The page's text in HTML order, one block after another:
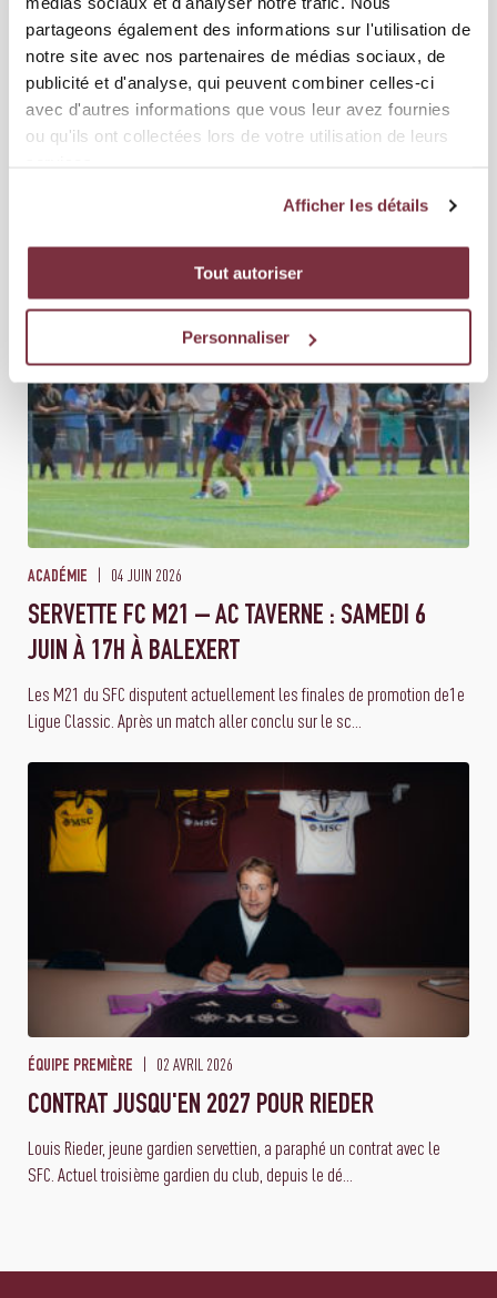
partageons également des informations sur l'utilisation de
notre site avec nos partenaires de médias sociaux, de
publicité et d'analyse, qui peuvent combiner celles-ci
avec d'autres informations que vous leur avez fournies
ou qu'ils ont collectées lors de votre utilisation de leurs
Afficher les détails
Tout autoriser
Personnaliser
11 JUIN 2026
Les M17 et les M21 du Servette FC disputent des finales ce week-end.
ACADÉMIE 04 JUIN 2026
SERVETTE FC M21 – AC TAVERNE : SAMEDI 6
JUIN À 17H À BALEXERT
Les M21 du SFC disputent actuellement les finales de promotion de1e
Ligue Classic. Après un match aller conclu sur le sc...
ÉQUIPE PREMIÈRE 02 AVRIL 2026
CONTRAT JUSQU'EN 2027 POUR RIEDER
Louis Rieder, jeune gardien servettien, a paraphé un contrat avec le
SFC. Actuel troisième gardien du club, depuis le dé...